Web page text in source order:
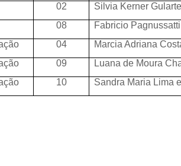
02
Silvia Kerner Gularte
08
Fabricio
04
Marcia Adriana
09
Luana de Moura
10 Sandra Maria Lima